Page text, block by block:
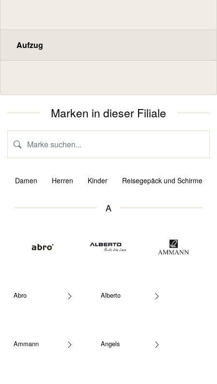
Aufzug
Marken in dieser Filiale
Damen Herren Kinder Reisegepäck und Schirme
A
Abro Alberto
Ammann Angels